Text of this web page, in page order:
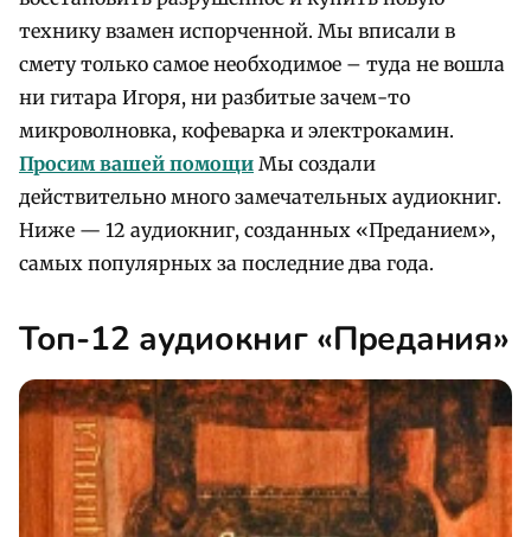
технику взамен испорченной. Мы вписали в
смету только самое необходимое – туда не вошла
ни гитара Игоря, ни разбитые зачем-то
микроволновка, кофеварка и электрокамин.
Просим вашей помощи Мы создали
действительно много замечательных аудиокниг.
Ниже — 12 аудиокниг, созданных «Преданием»,
самых популярных за последние два года.
Топ-12 аудиокниг «Предания»